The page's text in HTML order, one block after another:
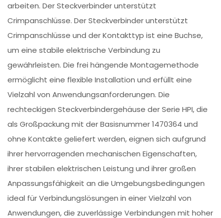
arbeiten. Der Steckverbinder unterstützt
Crimpanschlüsse. Der Steckverbinder unterstützt
Crimpanschlüsse und der Kontakttyp ist eine Buchse,
um eine stabile elektrische Verbindung zu
gewährleisten. Die frei hängende Montagemethode
ermöglicht eine flexible Installation und erfüllt eine
Vielzahl von Anwendungsanforderungen. Die
rechteckigen Steckverbindergehäuse der Serie HPI, die
als Großpackung mit der Basisnummer 1470364 und
ohne Kontakte geliefert werden, eignen sich aufgrund
ihrer hervorragenden mechanischen Eigenschaften,
ihrer stabilen elektrischen Leistung und ihrer großen
Anpassungsfähigkeit an die Umgebungsbedingungen
ideal für Verbindungslösungen in einer Vielzahl von
Anwendungen, die zuverlässige Verbindungen mit hoher